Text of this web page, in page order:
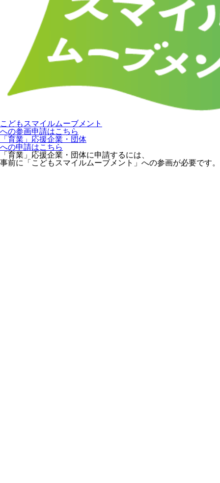
こどもスマイルムーブメント
への参画申請はこちら
「育業」応援企業・団体
への申請はこちら
「育業」応援企業・団体に申請するには、
事前に「こどもスマイルムーブメント」への参画が必要です。